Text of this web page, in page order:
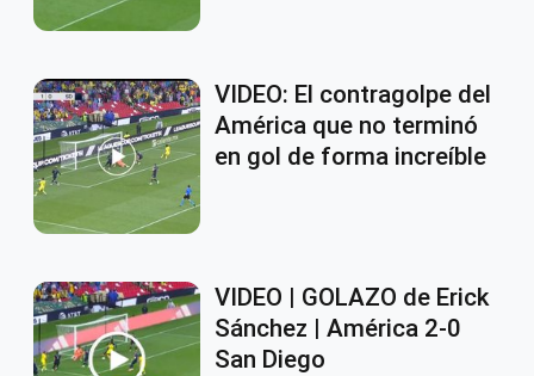
VIDEO: El contragolpe del
América que no terminó
en gol de forma increíble
VIDEO | GOLAZO de Erick
Sánchez | América 2-0
San Diego